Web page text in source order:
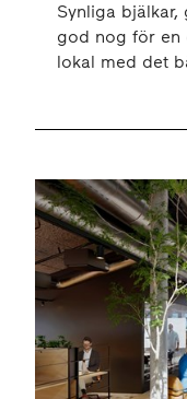
Synliga
god nog för en
lokal med det
Rökerigatan 7 |